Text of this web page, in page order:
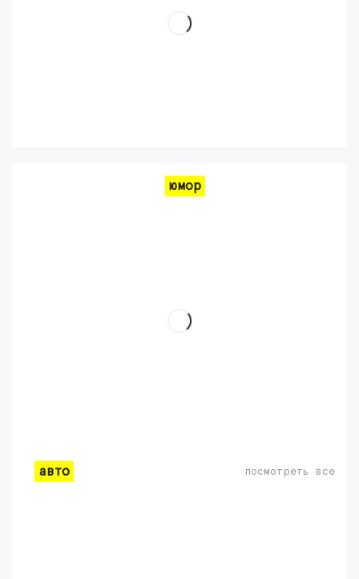
юмор
авто посмотреть все